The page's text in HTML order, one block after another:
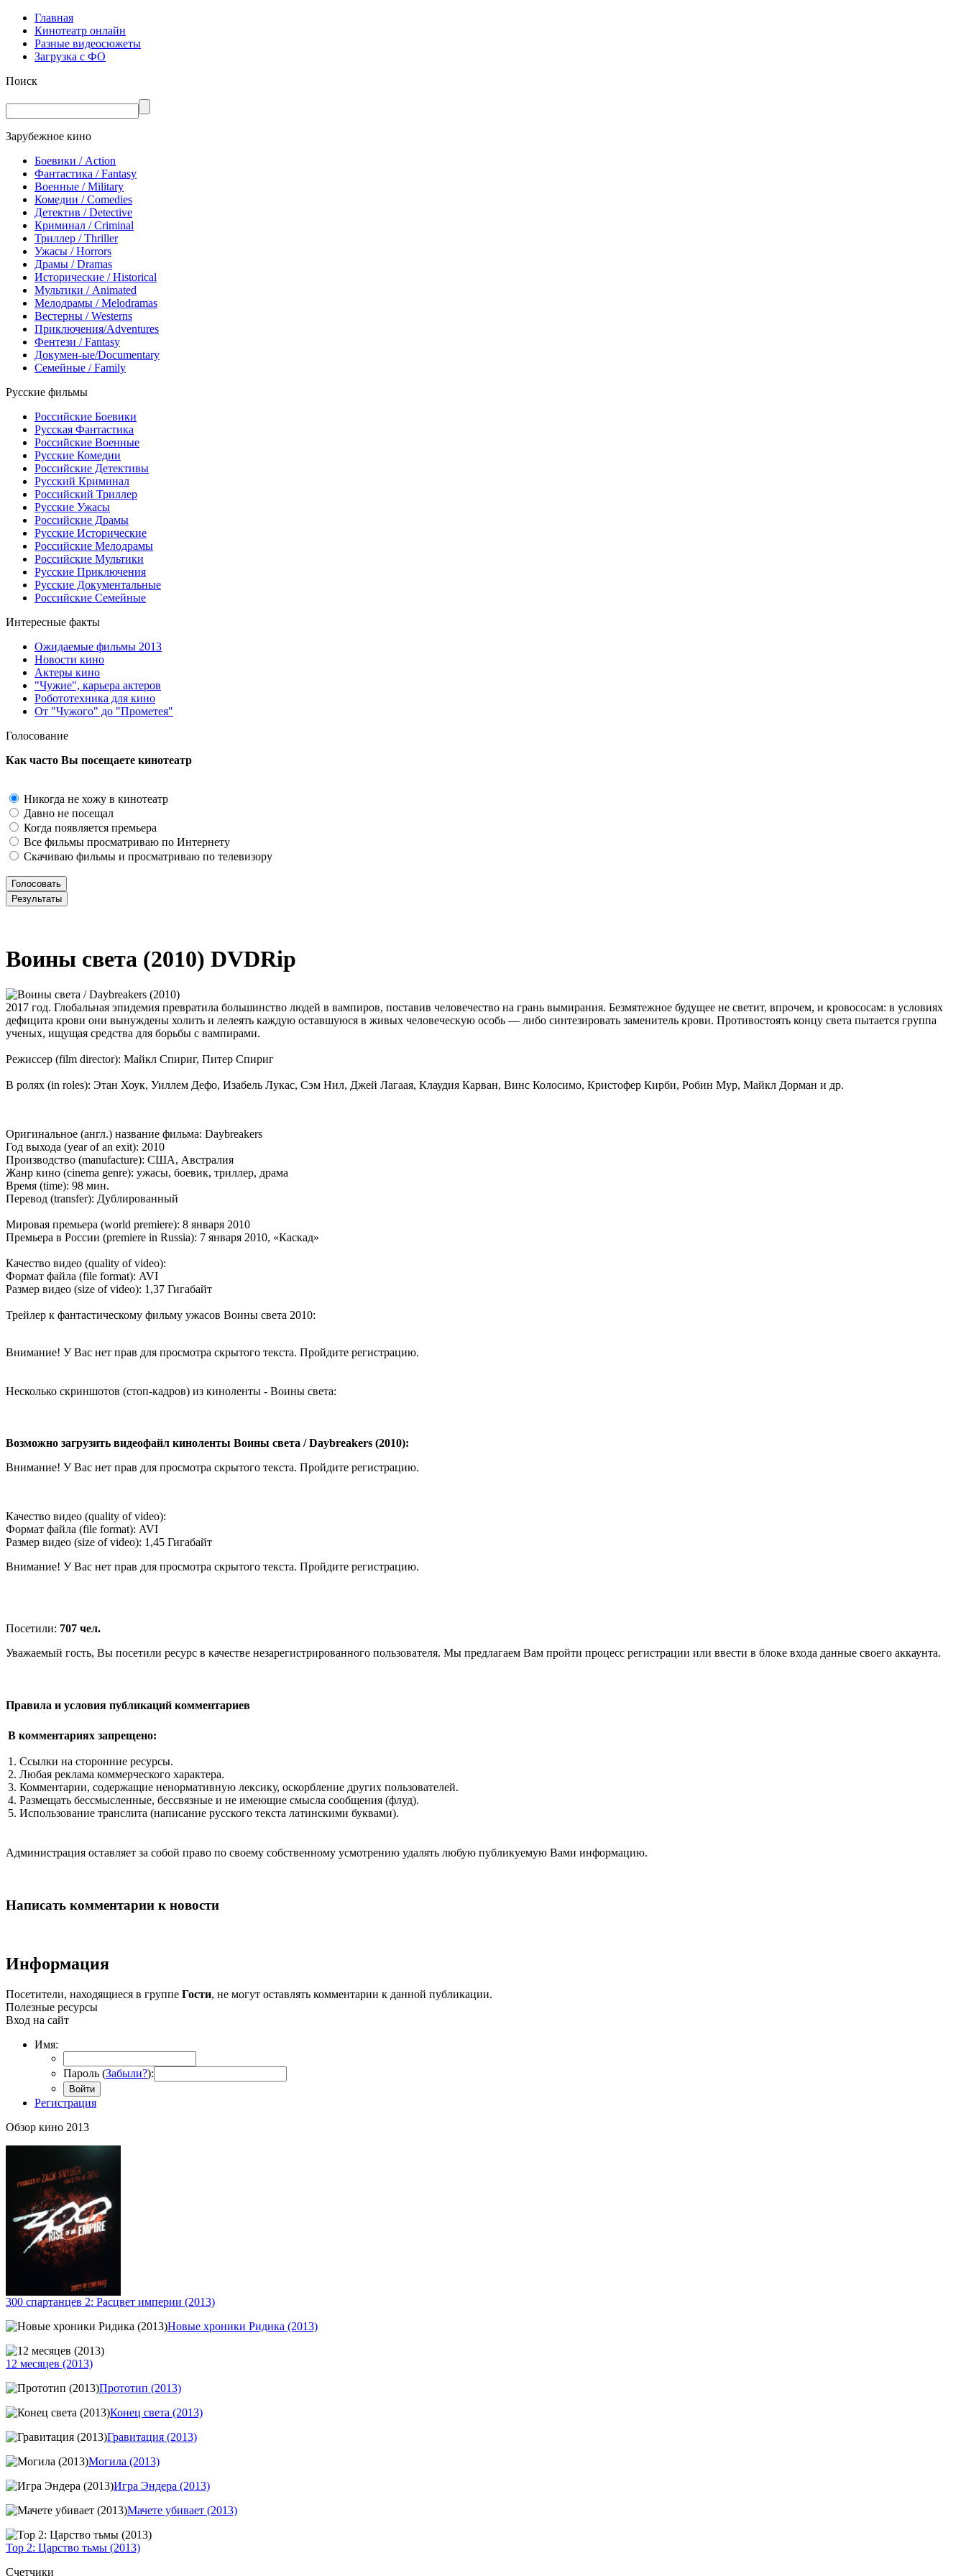
Главная
Кинотеатр онлайн
Разные видеосюжеты
Загрузка с ФО
Поиск
Зарубежное кино
Боевики / Action
Фантастика / Fantasy
Военные / Military
Комедии / Comedies
Детектив / Detective
Криминал / Criminal
Триллер / Thriller
Ужасы / Horrors
Драмы / Dramas
Исторические / Historical
Мультики / Animated
Мелодрамы / Melodramas
Вестерны / Westerns
Приключения/Adventures
Фентези / Fantasy
Докумен-ые/Documentary
Семейные / Family
Русские фильмы
Российские Боевики
Русская Фантастика
Российские Военные
Русские Комедии
Российские Детективы
Русский Криминал
Российский Триллер
Русские Ужасы
Российские Драмы
Русские Исторические
Российские Мелодрамы
Российские Мультики
Русские Приключения
Русские Документальные
Российские Семейные
Интересные факты
Ожидаемые фильмы 2013
Новости кино
Актеры кино
"Чужие", карьера актеров
Робототехника для кино
От "Чужого" до "Прометея"
Голосование
Как часто Вы посещаете кинотеатр
Никогда не хожу в кинотеатр
Давно не посещал
Когда появляется премьера
Все фильмы просматриваю по Интернету
Скачиваю фильмы и просматриваю по телевизору
Воины света (2010) DVDRір
2017 год. Глобальная эпидемия превратила большинство людей в вампиров, поставив человечество на грань вымирания. Безмятежное будущее не светит, впрочем, и кровососам: в условиях
дефицита крови они вынуждены холить и лелеять каждую оставшуюся в живых человеческую особь — либо синтезировать заменитель крови. Противостоять концу света пытается группа
ученых, ищущая средства для борьбы с вампирами.
Режиссер (film director): Майкл Спириг, Питер Спириг
В ролях (in roles): Этан Хоук, Уиллем Дефо, Изабель Лукас, Сэм Нил, Джей Лагаая, Клаудия Карван, Винс Колосимо, Кристофер Кирби, Робин Мур, Майкл Дорман и др.
Оригинальное (англ.) название фильма: Daybreakers
Год выхода (year of an exit): 2010
Производство (manufacture): США, Австралия
Жанр кино (cinema genre): ужасы, боевик, триллер, драма
Время (time): 98 мин.
Перевод (transfer): Дублированный
Мировая премьера (world premiere): 8 января 2010
Премьера в России (premiere in Russia): 7 января 2010, «Каскад»
Качество видео (quality of video):
Формат файла (file format): AVI
Размер видео (size of video): 1,37 Гигабайт
Трейлер к фантастическому фильму ужасов Воины света 2010:
Внимание! У Вас нет прав для просмотра скрытого текста. Пройдите регистрацию.
Несколько скриншотов (стоп-кадров) из киноленты - Воины света:
Возможно загрузить видеофайл киноленты Воины света / Daybreakers (2010):
Внимание! У Вас нет прав для просмотра скрытого текста. Пройдите регистрацию.
Качество видео (quality of video):
Формат файла (file format): AVI
Размер видео (size of video): 1,45 Гигабайт
Внимание! У Вас нет прав для просмотра скрытого текста. Пройдите регистрацию.
Посетили: 707 чел.
Уважаемый гость, Вы посетили ресурс в качестве незарегистрированного пользователя. Мы предлагаем Вам пройти процесс регистрации или ввести в блоке входа данные своего аккаунта.
Правила и условия публикаций комментариев
В комментариях запрещено:
1. Ссылки на сторонние ресурсы.
2. Любая реклама коммерческого характера.
3. Комментарии, содержащие ненормативную лексику, оскорбление других пользователей.
4. Размещать бессмысленные, бессвязные и не имеющие смысла сообщения (флуд).
5. Использование транслита (написание русского текста латинскими буквами).
Администрация оставляет за собой право по своему собственному усмотрению удалять любую публикуемую Вами информацию.
Написать комментарии к новости
Информация
Посетители, находящиеся в группе Гости, не могут оставлять комментарии к данной публикации.
Полезные ресурсы
Вход на сайт
Имя:
Пароль (Забыли?):
Войти
Регистрация
Обзор кино 2013
300 спартанцев 2: Расцвет империи (2013)
Новые хроники Ридика (2013)
12 месяцев (2013)
Прототип (2013)
Конец света (2013)
Гравитация (2013)
Могила (2013)
Игра Эндера (2013)
Мачете убивает (2013)
Тор 2: Царство тьмы (2013)
Счетчики